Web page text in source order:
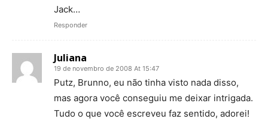
Jack…
Responder
Juliana
19 de novembro de 2008 At 15:47
Putz, Brunno, eu não tinha visto nada disso,
mas agora você conseguiu me deixar intrigada.
Tudo o que você escreveu faz sentido, adorei!